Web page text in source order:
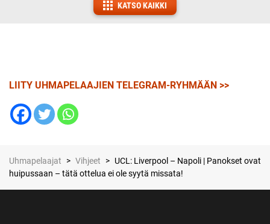
KATSO KAIKKI
LIITY UHMAPELAAJIEN TELEGRAM-RYHMÄÄN >>
Uhmapelaajat > Vihjeet > UCL: Liverpool – Napoli | Panokset ovat
huipussaan – tätä ottelua ei ole syytä missata!